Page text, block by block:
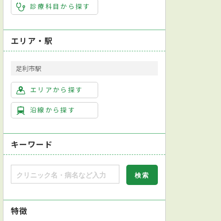
診療科目から探す
エリア・駅
足利市駅
エリアから探す
沿線から探す
キーワード
特徴